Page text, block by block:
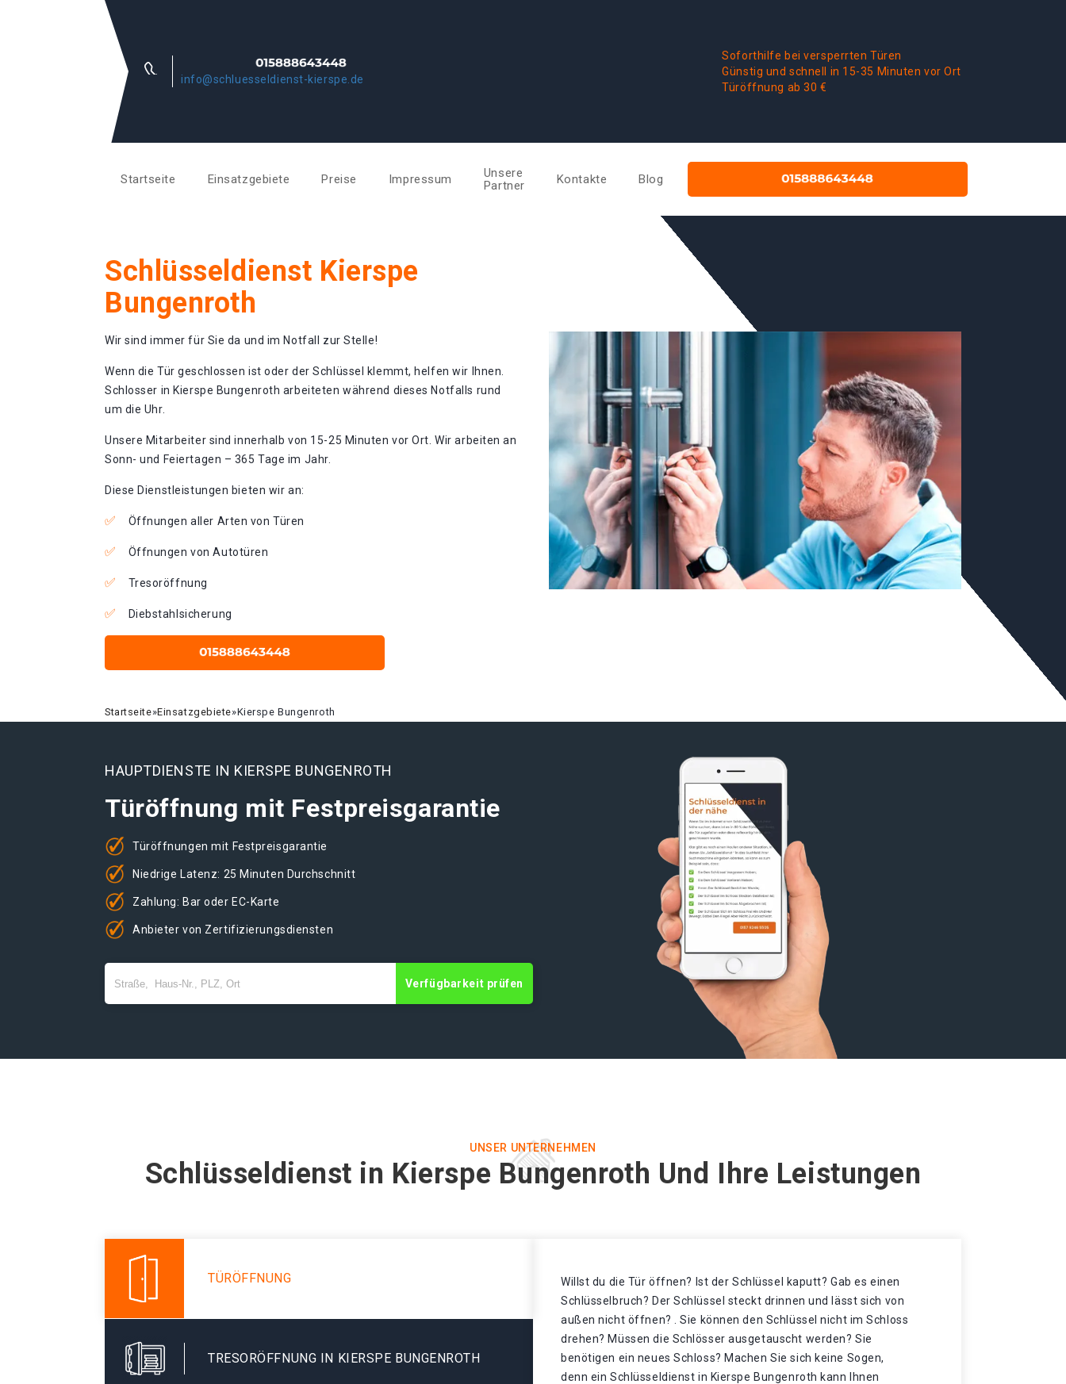
info@schluesseldienst-kierspe.de
Soforthilfe bei versperrten Türen
Günstig und schnell in 15-35 Minuten vor Ort
Türöffnung ab 30 €
Startseite Einsatzgebiete Preise Impressum
Unsere
Partner
Kontakte Blog
Schlüsseldienst Kierspe
Bungenroth
Wir sind immer für Sie da und im Notfall zur Stelle!
Wenn die Tür geschlossen ist oder der Schlüssel klemmt, helfen wir Ihnen.
Schlosser in Kierspe Bungenroth arbeiteten während dieses Notfalls rund
um die Uhr.
Unsere Mitarbeiter sind innerhalb von 15-25 Minuten vor Ort. Wir arbeiten an
Sonn- und Feiertagen – 365 Tage im Jahr.
Diese Dienstleistungen bieten wir an:
Öffnungen aller Arten von Türen
Öffnungen von Autotüren
Tresoröffnung
Diebstahlsicherung
Startseite»Einsatzgebiete»Kierspe Bungenroth
HAUPTDIENSTE IN KIERSPE BUNGENROTH
Türöffnung mit Festpreisgarantie
Türöffnungen mit Festpreisgarantie
Niedrige Latenz: 25 Minuten Durchschnitt
Zahlung: Bar oder EC-Karte
Anbieter von Zertifizierungsdiensten
Verfügbarkeit prüfen
UNSER UNTERNEHMEN
Schlüsseldienst in Kierspe Bungenroth Und Ihre Leistungen
TÜRÖFFNUNG
TRESORÖFFNUNG IN KIERSPE BUNGENROTH
Willst du die Tür öffnen? Ist der Schlüssel kaputt? Gab es einen
Schlüsselbruch? Der Schlüssel steckt drinnen und lässt sich von
außen nicht öffnen? . Sie können den Schlüssel nicht im Schloss
drehen? Müssen die Schlösser ausgetauscht werden? Sie
benötigen ein neues Schloss? Machen Sie sich keine Sogen,
denn ein Schlüsseldienst in Kierspe Bungenroth kann Ihnen